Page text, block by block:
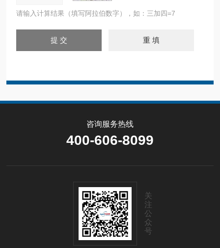
请输入计算结果（填写阿拉伯数字），如：三加四=7
咨询服务热线
400-606-8099
关
注
公
众
号